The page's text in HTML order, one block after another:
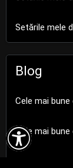

Setările mele
Blog
Cele mai
Cele mai